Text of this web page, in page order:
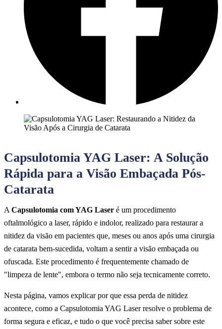
Capsulotomia YAG Laser: A Solução
Rápida para a Visão Embaçada Pós-
Catarata
A Capsulotomia com YAG Laser é um procedimento
oftalmológico a laser, rápido e indolor, realizado para restaurar a
nitidez da visão em pacientes que, meses ou anos após uma cirurgia
de catarata bem-sucedida, voltam a sentir a visão embaçada ou
ofuscada. Este procedimento é frequentemente chamado de
"limpeza de lente", embora o termo não seja tecnicamente correto.
Nesta página, vamos explicar por que essa perda de nitidez
acontece, como a Capsulotomia YAG Laser resolve o problema de
forma segura e eficaz, e tudo o que você precisa saber sobre este